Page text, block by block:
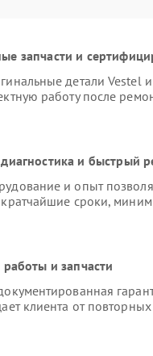
запчасти и
детали
работу после
диагностика и быстрый
и опыт
сроки,
работы и запчасти
клиента от